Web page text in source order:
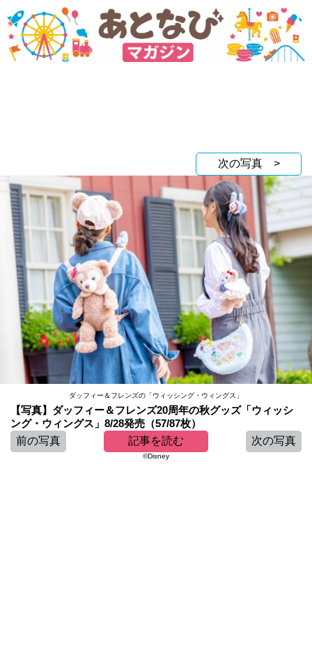
次の写真 >
ダッフィー＆フレンズの「ウィッシング・ウィングス」
【写真】ダッフィー＆フレンズ20周年の秋グッズ「ウィッシ
ング・ウィングス」8/28発売（57/87枚）
前の写真
記事を読む 次の写真
©Disney